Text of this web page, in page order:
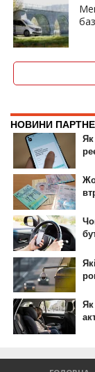
ID, "post_views_count", true); if ( $post_views >= 1) { ?>